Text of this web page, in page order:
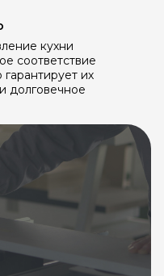
кухни
соответствие
гарантирует их
долговечное